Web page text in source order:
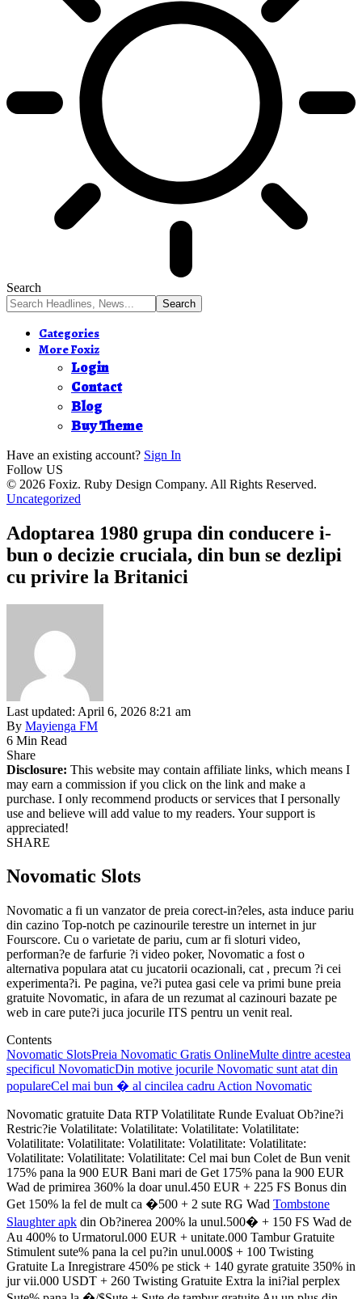
Search
Categories
More Foxiz
Login
Contact
Blog
Buy Theme
Have an existing account? Sign In
Follow US
© 2026 Foxiz. Ruby Design Company. All Rights Reserved.
Uncategorized
Adoptarea 1980 grupa din conducere i-
bun o decizie cruciala, din bun se dezlipi
cu privire la Britanici
Last updated: April 6, 2026 8:21 am
By Mayienga FM
6 Min Read
Share
Disclosure: This website may contain affiliate links, which means I
may earn a commission if you click on the link and make a
purchase. I only recommend products or services that I personally
use and believe will add value to my readers. Your support is
appreciated!
SHARE
Novomatic Slots
Novomatic a fi un vanzator de preia corect-in?eles, asta induce pariu
din cazino Top-notch pe cazinourile terestre un internet in jur
Fourscore. Cu o varietate de pariu, cum ar fi sloturi video,
performan?e de farfurie ?i video poker, Novomatic a fost o
alternativa populara atat cu jucatorii ocazionali, cat , precum ?i cei
experimenta?i. Pe pagina, ve?i putea gasi cele va primi bune preia
gratuite Novomatic, in afara de un rezumat al cazinouri bazate pe
web in care pute?i juca jocurile ITS pentru un venit real.
Contents
Novomatic SlotsPreia Novomatic Gratis OnlineMulte dintre acestea
specificul NovomaticDin motive jocurile Novomatic sunt atat din
populareCel mai bun � al cincilea cadru Action Novomatic
Novomatic gratuite Data RTP Volatilitate Runde Evaluat Ob?ine?i
Restric?ie Volatilitate: Volatilitate: Volatilitate: Volatilitate:
Volatilitate: Volatilitate: Volatilitate: Volatilitate: Volatilitate:
Volatilitate: Volatilitate: Volatilitate: Cel mai bun Colet de Bun venit
175% pana la 900 EUR Bani mari de Get 175% pana la 900 EUR
Wad de primirea 360% la doar unul.450 EUR + 225 FS Bonus din
Get 150% la fel de mult ca �500 + 2 sute RG Wad Tombstone
Slaughter apk din Ob?inerea 200% la unul.500� + 150 FS Wad de
Au 400% to Urmatorul.000 EUR + unitate.000 Tambur Gratuite
Stimulent sute% pana la cel pu?in unul.000$ + 100 Twisting
Gratuite La Inregistrare 450% pe stick + 140 gyrate gratuite 350% in
jur vii.000 USDT + 260 Twisting Gratuite Extra la ini?ial perplex